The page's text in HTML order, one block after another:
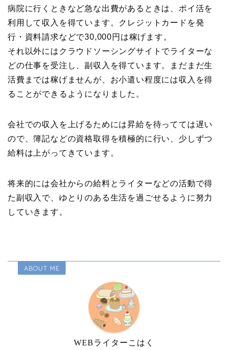
病院に行くときなど急な出費があるときは、ポイ活を
利用して収入を得ています。クレジットカードを発
行・資料請求などで30,000円は稼げます。
それ以外にはクラウドソーシングサイトでライターな
どの仕事を受注し、副収入を得ています。まだまだ生
活費までは稼げませんが、お小遣い程度には収入を得
ることができるようになりました。
会社での収入を上げるためには昇給を待ってては遅い
ので、簿記などの資格取得を積極的に行い、少しずつ
給料は上がってきています。
将来的には会社からの給料とライターなどの活動で得
た副収入で、ゆとりのある生活を過ごせるように努力
していきます。
ABOUT ME
WEBライターこはく